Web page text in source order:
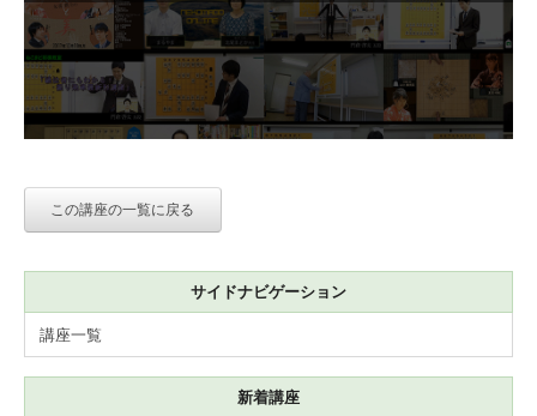
この講座の一覧に戻る
サイドナビゲーション
講座一覧
新着講座